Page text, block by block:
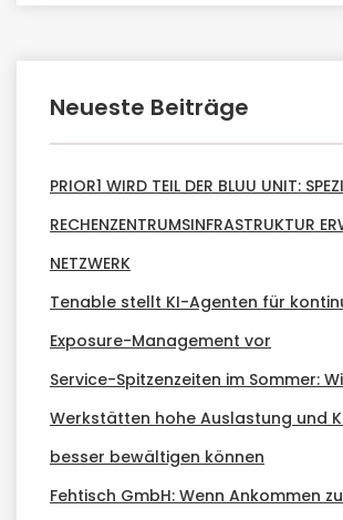
Neueste Beiträge
PRIOR1 WIRD TEIL DER BLUU UNIT:
RECHENZENTRUMSINFRASTRUKTUR
NETZWERK
Tenable stellt KI-Agenten für
Exposure-Management vor
Service-Spitzenzeiten im Sommer:
Werkstätten hohe Auslastung und
besser bewältigen können
Fehtisch GmbH: Wenn Ankommen